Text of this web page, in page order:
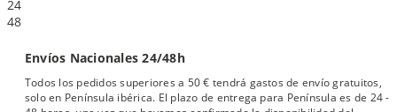
Envíos Nacionales 24/48h
Todos los pedidos superiores a 50 € tendrá gastos de envío gratuitos,
solo en Península ibérica. El plazo de entrega para Península es de 24 -